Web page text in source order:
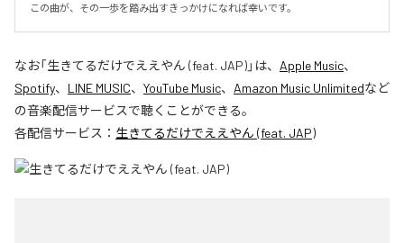
この曲が、その一歩を踏み出すきっかけになれば幸いです。
なお「生きてるだけでええやん (feat. JAP)」は、 Apple Music、
Spotify、 LINE MUSIC、 YouTube Music、 Amazon Music Unlimitedなど
の音楽配信サービスで聴くことができる。
各配信サービス： 生きてるだけでええやん (feat. JAP)